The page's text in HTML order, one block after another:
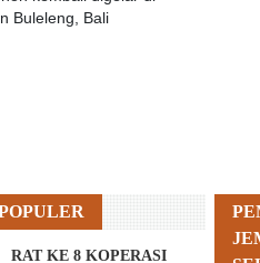
Buleleng, Bali
RAT KE 8 KOPERASI